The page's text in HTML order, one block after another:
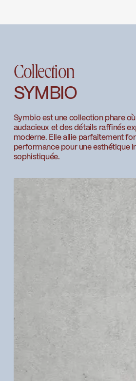
SPECS 1000001710
Download ↘
Collection
SYMBIO
Symbio est une collection phare
audacieux et des détails raffinés
moderne. Elle allie parfaitement
performance pour une esthétique
sophistiquée.